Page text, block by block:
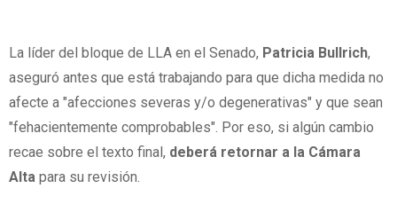
La líder del bloque de LLA en el Senado, Patricia Bullrich,
aseguró antes que está trabajando para que dicha medida no
afecte a "afecciones severas y/o degenerativas" y que sean
"fehacientemente comprobables". Por eso, si algún cambio
recae sobre el texto final, deberá retornar a la Cámara
Alta para su revisión.